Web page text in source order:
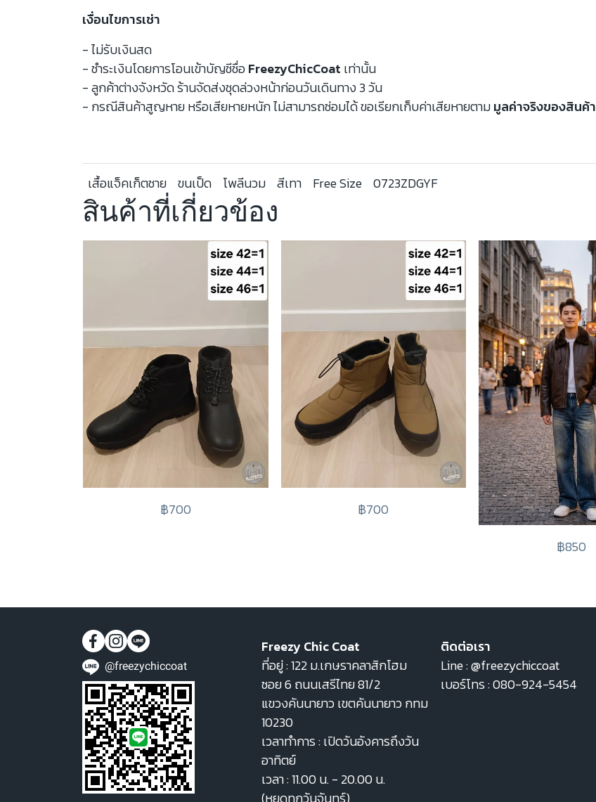
เงื่อนไขการเช่า
- ไม่รับเงินสด
- ชำระเงินโดยการโอนเข้าบัญชีชื่อFreezyChicCoat เท่านั้น
- ลูกค้าต่างจังหวัด ร้านจัดส่งชุดล่วงหน้าก่อนวันเดินทาง 3 วัน
- กรณีสินค้าสูญหาย หรือเสียหายหนัก ไม่สามารถซ่อมได้ ขอเรียกเก็บค่าเสียหายตามมูลค่าจริงของสินค้า
เสื้อแจ็คเก็ตชาย ขนเป็ด โพลีนวม สีเทา Free Size 0723ZDGYF
สินค้าที่เกี่ยวข้อง
฿700
฿700
฿850
@freezychiccoat
Freezy Chic Coat
ที่อยู่ : 122 ม.เกษราคลาสิกโฮม
ซอย 6 ถนนเสรีไทย 81/2
แขวงคันนายาว เขตคันนายาว กทม
10230
เวลาทำการ : เปิดวันอังคารถึงวัน
อาทิตย์
เวลา : 11.00 น. - 20.00 น.
ติดต่อเรา
Line :@freezychiccoat
เบอร์โทร :080-924-5454